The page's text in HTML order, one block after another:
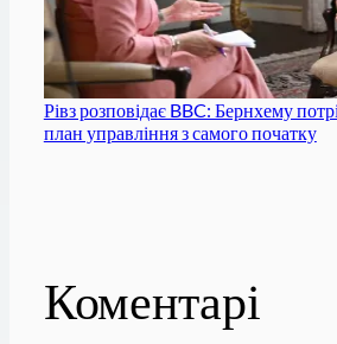
Рівз розповідає BBC: Бернхему
план управління з самого початку
Коментарі